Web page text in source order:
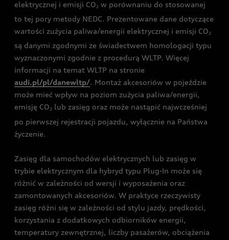
elektrycznej i emisji CO2 w porównaniu do stosowanej
to tej pory metody NEDC. Prezentowane dane dotyczące
wartości zużycia paliwa/energii elektrycznej i emisji CO2
są danymi zgodnymi ze świadectwem homologacji typu
wyznaczonymi zgodnie z procedurą WLTP. Więcej
informacji na temat WLTP na stronie
audi.pl/pl/danewltp/. Montaż akcesoriów w pojeździe
może mieć wpływ na poziom zużycia paliwa/energii,
emisję CO2 lub zasięg oraz może nastąpić najwcześniej
po pierwszej rejestracji pojazdu, wyłącznie na Państwa
życzenie.
Zasięg dla samochodów elektrycznych lub zasięg w
trybie elektrycznym dla hybryd typu Plug-In może się
różnić w zależności od wersji i wyposażenia oraz
zamontowanych akcesoriów. W praktyce rzeczywisty
zasięg różni się w zależności od stylu jazdy, prędkości,
korzystania z dodatkowych odbiorników energii,
temperatury zewnętrznej, liczby pasażerów, obciążenia